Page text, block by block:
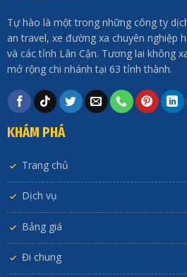
Tự hào là một trong những công ty
an travel, xe đường xa chuyên nghiệp
và các tỉnh Lân Cận. Tương lai không
mở rộng chi nhánh tại 63 tỉnh thành.
KHÁM PHÁ
Trang chủ
Dịch vụ
Bảng giá
Đi chung